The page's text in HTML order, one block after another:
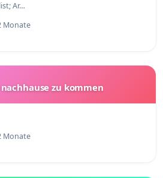
Ar…
Monate
zu kommen
Monate